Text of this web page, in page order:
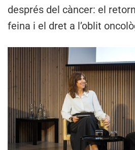
després del càncer: el
feina i el dret a l’oblit